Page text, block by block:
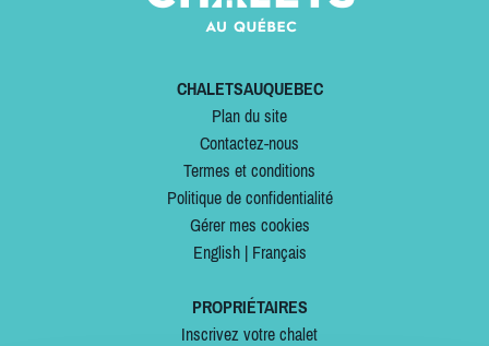
CHALETSAUQUEBEC
Plan du site
Contactez-nous
Termes et conditions
Politique de confidentialité
Gérer mes cookies
English| Français
PROPRIÉTAIRES
Inscrivez votre chalet